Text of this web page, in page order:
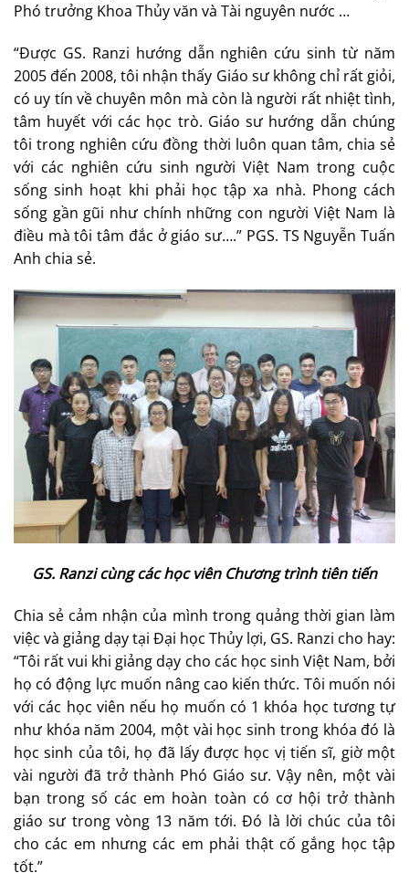
Phó trưởng Khoa Thủy văn và Tài nguyên nước …
“Được GS. Ranzi hướng dẫn nghiên cứu sinh từ năm
2005 đến 2008, tôi nhận thấy Giáo sư không chỉ rất giỏi,
có uy tín về chuyên môn mà còn là người rất nhiệt tình,
tâm huyết với các học trò. Giáo sư hướng dẫn chúng
tôi trong nghiên cứu đồng thời luôn quan tâm, chia sẻ
với các nghiên cứu sinh người Việt Nam trong cuộc
sống sinh hoạt khi phải học tập xa nhà. Phong cách
sống gần gũi như chính những con người Việt Nam là
điều mà tôi tâm đắc ở giáo sư….” PGS. TS Nguyễn Tuấn
Anh chia sẻ.
GS. Ranzi cùng các học viên Chương trình tiên tiến
Chia sẻ cảm nhận của mình trong quảng thời gian làm
việc và giảng dạy tại Đại học Thủy lợi, GS. Ranzi cho hay:
“Tôi rất vui khi giảng dạy cho các học sinh Việt Nam, bởi
họ có động lực muốn nâng cao kiến thức. Tôi muốn nói
với các học viên nếu họ muốn có 1 khóa học tương tự
như khóa năm 2004, một vài học sinh trong khóa đó là
học sinh của tôi, họ đã lấy được học vị tiến sĩ, giờ một
vài người đã trở thành Phó Giáo sư. Vậy nên, một vài
bạn trong số các em hoàn toàn có cơ hội trở thành
giáo sư trong vòng 13 năm tới. Đó là lời chúc của tôi
cho các em nhưng các em phải thật cố gắng học tập
tốt.”